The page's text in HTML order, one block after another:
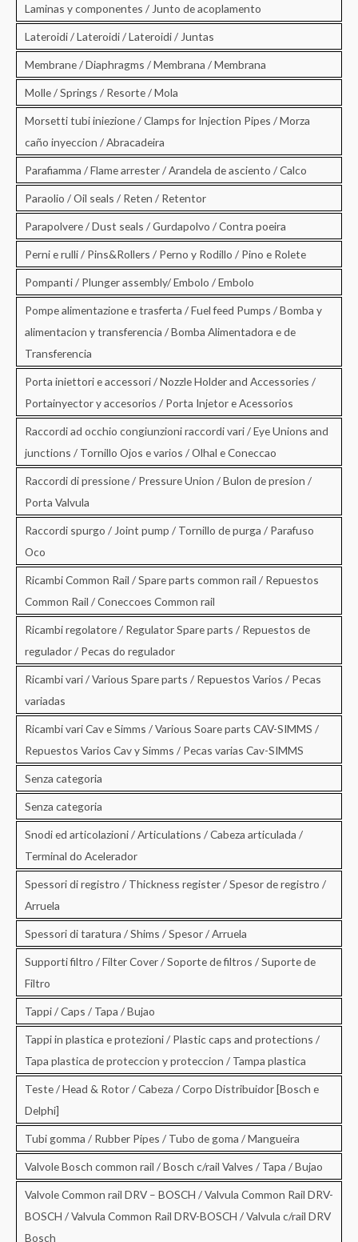
Laminas y componentes / Junto de acoplamento
Lateroidi / Lateroidi / Lateroidi / Juntas
Membrane / Diaphragms / Membrana / Membrana
Molle / Springs / Resorte / Mola
Morsetti tubi iniezione / Clamps for Injection Pipes / Morza
caño inyeccion / Abracadeira
Parafiamma / Flame arrester / Arandela de asciento / Calco
Paraolio / Oil seals / Reten / Retentor
Parapolvere / Dust seals / Gurdapolvo / Contra poeira
Perni e rulli / Pins&Rollers / Perno y Rodillo / Pino e Rolete
Pompanti / Plunger assembly/ Embolo / Embolo
Pompe alimentazione e trasferta / Fuel feed Pumps / Bomba y
alimentacion y transferencia / Bomba Alimentadora e de
Transferencia
Porta iniettori e accessori / Nozzle Holder and Accessories /
Portainyector y accesorios / Porta Injetor e Acessorios
Raccordi ad occhio congiunzioni raccordi vari / Eye Unions and
junctions / Tornillo Ojos e varios / Olhal e Coneccao
Raccordi di pressione / Pressure Union / Bulon de presion /
Porta Valvula
Raccordi spurgo / Joint pump / Tornillo de purga / Parafuso
Oco
Ricambi Common Rail / Spare parts common rail / Repuestos
Common Rail / Coneccoes Common rail
Ricambi regolatore / Regulator Spare parts / Repuestos de
regulador / Pecas do regulador
Ricambi vari / Various Spare parts / Repuestos Varios / Pecas
variadas
Ricambi vari Cav e Simms / Various Soare parts CAV-SIMMS /
Repuestos Varios Cav y Simms / Pecas varias Cav-SIMMS
Senza categoria
Senza categoria
Snodi ed articolazioni / Articulations / Cabeza articulada /
Terminal do Acelerador
Spessori di registro / Thickness register / Spesor de registro /
Arruela
Spessori di taratura / Shims / Spesor / Arruela
Supporti filtro / Filter Cover / Soporte de filtros / Suporte de
Filtro
Tappi / Caps / Tapa / Bujao
Tappi in plastica e protezioni / Plastic caps and protections /
Tapa plastica de proteccion y proteccion / Tampa plastica
Teste / Head & Rotor / Cabeza / Corpo Distribuidor [Bosch e
Delphi]
Tubi gomma / Rubber Pipes / Tubo de goma / Mangueira
Valvole Bosch common rail / Bosch c/rail Valves / Tapa / Bujao
Valvole Common rail DRV – BOSCH / Valvula Common Rail DRV-
BOSCH / Valvula Common Rail DRV-BOSCH / Valvula c/rail DRV
Bosch